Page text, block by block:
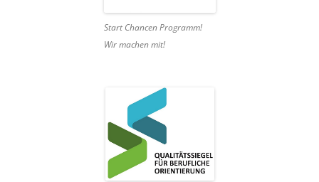
Start Chancen Programm!
Wir machen mit!